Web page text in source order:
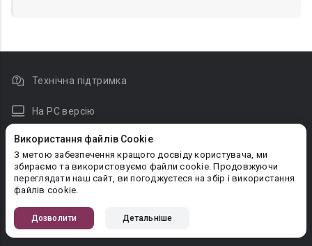
Використання файлів Cookie
З метою забезпечення кращого досвіду користувача, ми
збираємо та використовуємо файли cookie. Продовжуючи
переглядати наш сайт, ви погоджуєтеся на збір і використання
файлів cookie.
Дозволити Детальніше
Технічна підтримка
На PC версію
Новини
Правовласникам
Довідка для читача
Довідка для автора
Оплата